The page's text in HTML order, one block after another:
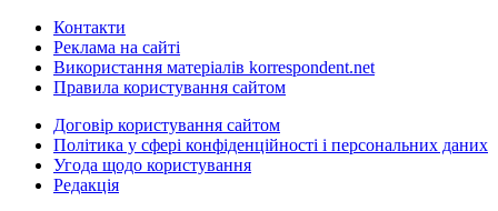
Контакти
Реклама на сайті
Використання матеріалів korrespondent.net
Правила користування сайтом
Договір користування сайтом
Політика у сфері конфіденційності і персональних даних
Угода щодо користування
Редакція